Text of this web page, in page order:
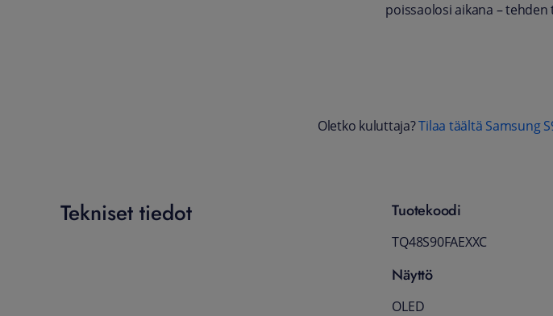
poissaolosi aikana –
Oletko kuluttaja?Tilaa täältä Samsung
Tekniset tiedot Tuotekoodi
TQ48S90FAEXXC
Näyttö
OLED